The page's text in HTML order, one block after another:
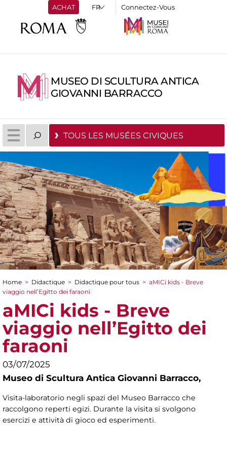
ACHAT Connectez-Vous
MUSEO DI SCULTURA ANTICA
GIOVANNI BARRACCO
TOUS LES MUSÉES CIVIQUES
You are here
Home > Didactique > Didactique pour tous > aMICi kids - Breve
viaggio nell’Egitto dei faraoni
aMICi kids - Breve
viaggio nell’Egitto dei
faraoni
03/07/2025
Museo di Scultura Antica Giovanni Barracco,
Visita-laboratorio negli spazi del Museo Barracco che
raccolgono reperti egizi. Durante la visita si svolgono
esercizi e attività di gioco ed esperimenti.